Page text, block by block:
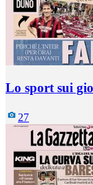
Lo sport sui
27